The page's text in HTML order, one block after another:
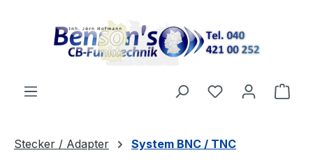
Stecker / Adapter System BNC / TNC